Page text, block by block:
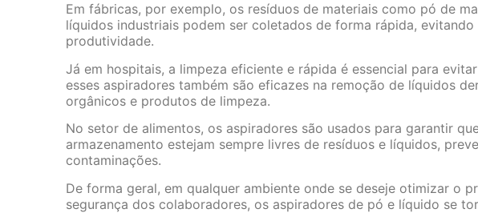
Em fábricas, por exemplo, os resíduos de materiais como pó de
líquidos industriais podem ser coletados de forma rápida, evitando
produtividade.
Já em hospitais, a limpeza eficiente e rápida é essencial para
esses aspiradores também são eficazes na remoção de líquidos
orgânicos e produtos de limpeza.
No setor de alimentos, os aspiradores são usados para garantir
armazenamento estejam sempre livres de resíduos e líquidos,
contaminações.
De forma geral, em qualquer ambiente onde se deseje otimizar o
segurança dos colaboradores, os aspiradores de pó e líquido se